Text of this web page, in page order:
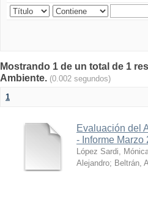
Mostrando 1 de un total de 1
Ambiente. (0.002 segundos)
1
Evaluación del
- Informe Marzo
López Sardi,
Alejandro; Beltrán,